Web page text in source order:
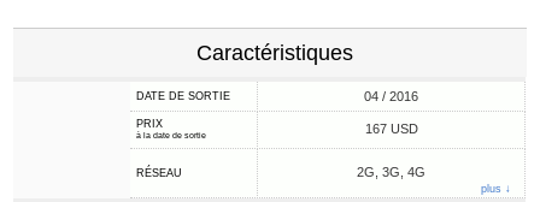
Caractéristiques
DATE DE SORTIE 04 / 2016
PRIX
à la date de sortie 167 USD
RÉSEAU 2G, 3G, 4G
plus ↓